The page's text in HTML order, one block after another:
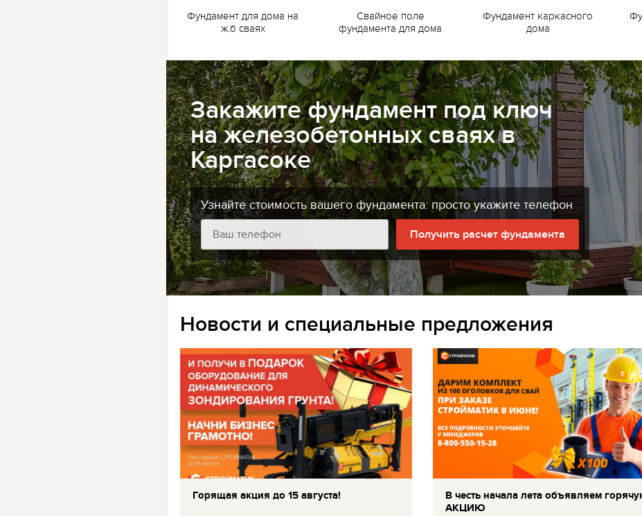
Фундамент для дома на
ж.б сваях
Свайное поле
фундамента для дома
Фундамент каркасного
дома
Закажите фундамент под ключ
на железобетонных сваях в
Каргасоке
Узнайте стоимость вашего фундамента: просто укажите телефон
Получить расчет фундамента
Новости и специальные предложения
Горящая акция до 15 августа!
В честь начала лета объявляем
АКЦИЮ